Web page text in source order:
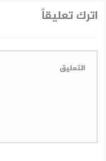
اترك تعليقاً